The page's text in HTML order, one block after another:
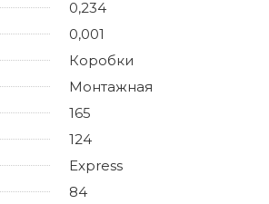
0,234
0,001
Коробки
Монтажная
165
124
Express
84